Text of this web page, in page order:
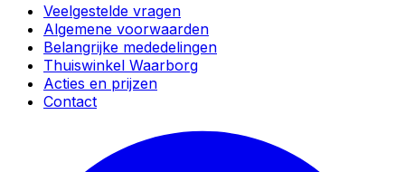
Veelgestelde vragen
Algemene voorwaarden
Belangrijke mededelingen
Thuiswinkel Waarborg
Acties en prijzen
Contact